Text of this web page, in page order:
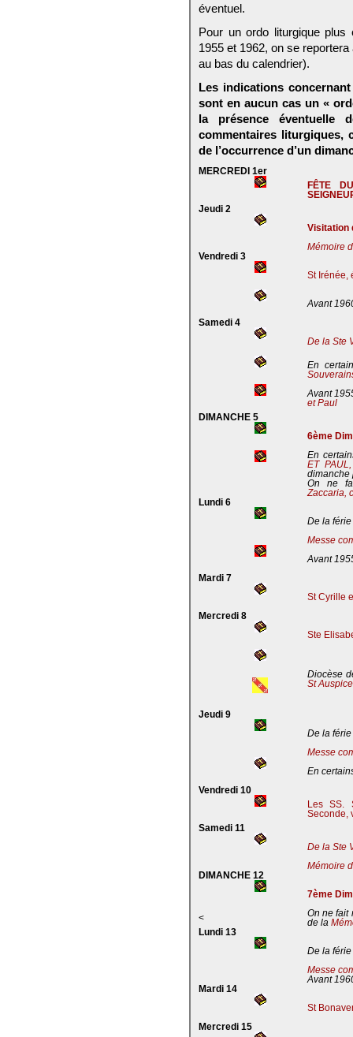
éventuel.
Pour un ordo liturgique plus
1955 et 1962, on se
au bas du calendrier).
Les indications
sont en aucun cas un «
la présence éventuelle
commentaires liturgiques,
de l’occurrence d’un
MERCREDI 1er
FÊTE
Jeudi 2
Visitation
Mémoire
Vendredi 3
St Irénée,
Avant
Samedi 4
De la Ste
En
Avant
et Paul
DIMANCHE 5
6ème
En
ET
dimanche
On ne
Zaccaria,
Lundi 6
De la férie
Messe
Avant
Mardi 7
St Cyrille
Mercredi 8
Ste
Diocèse
St
Jeudi 9
De la férie
Messe
En
Vendredi 10
Les SS.
Seconde,
Samedi 11
De la Ste
Mémoire
DIMANCHE 12
7ème
<
On ne fait
de la
Lundi 13
De la férie
Messe
Avant
Mardi 14
St
Mercredi 15